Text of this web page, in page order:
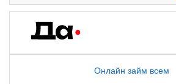
Онлайн займ всем